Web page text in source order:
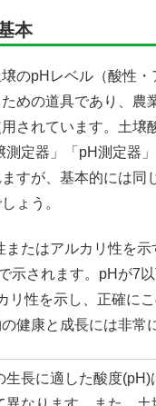
本
のpHレベル（酸性・
めの道具であり、農
されています。土壌
測定器」「pH測定器
すが、基本的には同
ょう。
またはアルカリ性を示
示されます。pHが7
リ性を示し、正確に
健康と成長には非常
生長に適した酸度(pH)